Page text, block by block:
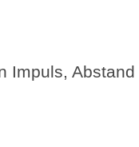
Impuls, Abstand